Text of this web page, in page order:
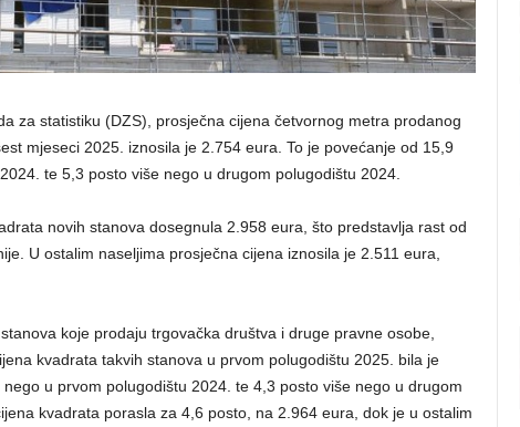
za statistiku (DZS), prosječna cijena četvornog metra prodanog
mjeseci 2025. iznosila je 2.754 eura. To je povećanje od 15,9
te 5,3 posto više nego u drugom polugodištu 2024.
novih stanova dosegnula 2.958 eura, što predstavlja rast od
U ostalim naseljima prosječna cijena iznosila je 2.511 eura,
koje prodaju trgovačka društva i druge pravne osobe,
kvadrata takvih stanova u prvom polugodištu 2025. bila je
u prvom polugodištu 2024. te 4,3 posto više nego u drugom
kvadrata porasla za 4,6 posto, na 2.964 eura, dok je u ostalim